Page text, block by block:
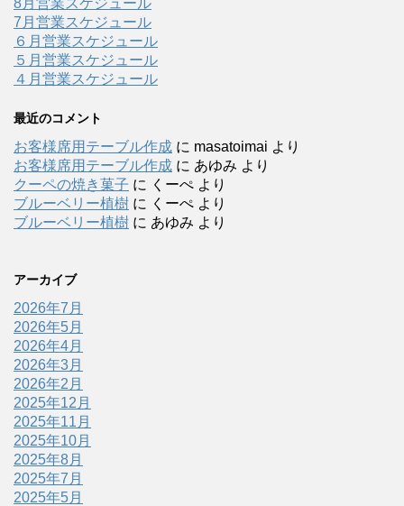
8月営業スケジュール
7月営業スケジュール
６月営業スケジュール
５月営業スケジュール
４月営業スケジュール
最近のコメント
お客様席用テーブル作成 に masatoimai より
お客様席用テーブル作成 に あゆみ より
クーペの焼き菓子 に くーぺ より
ブルーベリー植樹 に くーぺ より
ブルーベリー植樹 に あゆみ より
アーカイブ
2026年7月
2026年5月
2026年4月
2026年3月
2026年2月
2025年12月
2025年11月
2025年10月
2025年8月
2025年7月
2025年5月